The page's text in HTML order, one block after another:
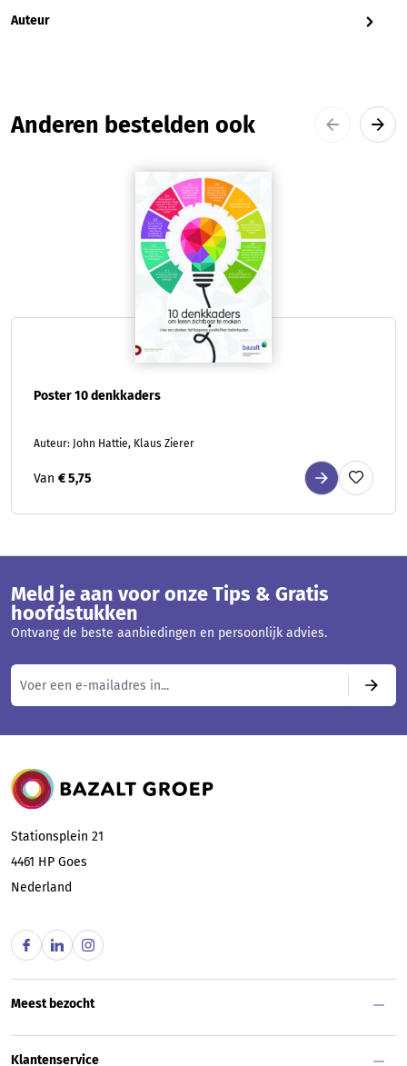
Auteur
Productgalerij overslaan
Anderen bestelden ook
Poster 10 denkkaders
Auteur: John Hattie, Klaus Zierer
Van € 5,75
Meld je aan voor onze Tips & Gratis
hoofdstukken
Ontvang de beste aanbiedingen en persoonlijk advies.
Bazalt Groep
Stationsplein 21
4461 HP Goes
Nederland
Meest bezocht
Klantenservice